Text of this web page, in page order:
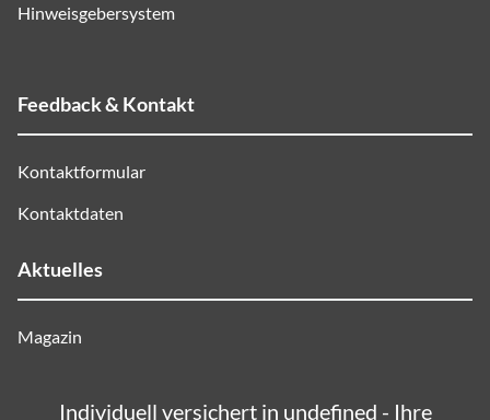
Hinweisgebersystem
Feedback & Kontakt
Kontaktformular
Kontaktdaten
Aktuelles
Magazin
Individuell versichert in undefined - Ihre